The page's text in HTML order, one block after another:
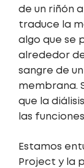
de un riñón
traduce la
algo que se
alrededor
sangre de
membrana.
que la
las
Estamos
Project y la